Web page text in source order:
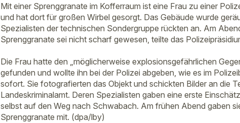
Mit einer Sprenggranate im Kofferraum ist eine Frau zu einer
und hat dort für großen Wirbel gesorgt. Das Gebäude wurde
Spezialisten der technischen Sondergruppe rückten an. Am
Sprenggranate sei nicht scharf gewesen, teilte das
Die Frau hatte den „möglicherweise explosionsgefährlichen
gefunden und wollte ihn bei der Polizei abgeben, wie es im
sofort. Sie fotografierten das Objekt und schickten Bilder an die
Landeskriminalamt. Deren Spezialisten gaben eine erste
selbst auf den Weg nach Schwabach. Am frühen Abend gaben
Sprenggranate mit. (dpa/lby)